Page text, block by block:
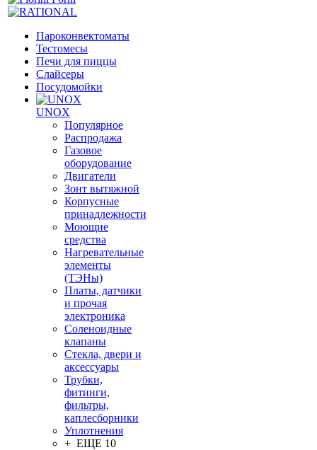
Пароконвектоматы
Тестомесы
Печи для пиццы
Слайсеры
Посудомойки
UNOX
Популярное
Распродажа
Газовое
оборудование
Двигатели
Зонт вытяжной
Корпусные
принадлежности
Моющие
средства
Нагревательные
элементы
(ТЭНы)
Платы, датчики
и прочая
электроника
Соленоидные
клапаны
Стекла, двери и
аксессуары
Трубки,
фитинги,
фильтры,
каплесборники
Уплотнения
+ ЕЩЕ 10